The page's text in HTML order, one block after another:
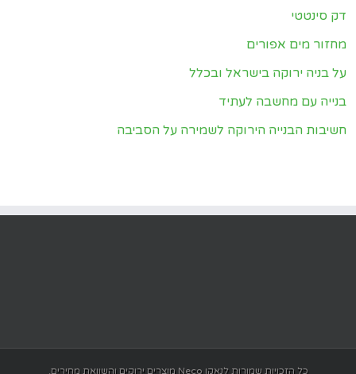
דק סינטטי
מחזור מים אפורים
על בניה ירוקה בישראל ובכלל
בנייה עם מחשבה לעתיד
חשיבות הבנייה הירוקה לשמירה על הסביבה
כל הזכויות שמורות לנאקו Neco מוצרים ירוקים והשוואת מחירים.